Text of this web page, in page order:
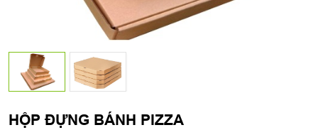
HỘP ĐỰNG BÁNH PIZZA